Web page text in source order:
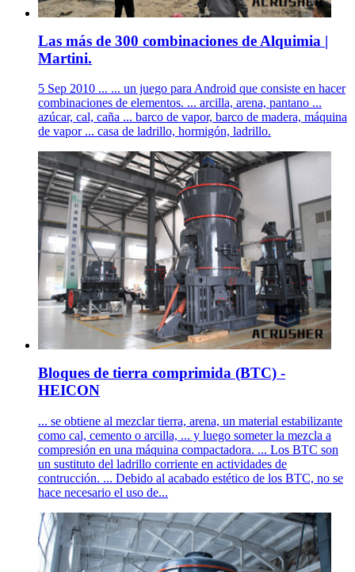
Las más de 300 combinaciones de Alquimia |
Martini.
5 Sep 2010 ... ... un juego para Android que consiste en hacer
combinaciones de elementos. ... arcilla, arena, pantano ...
azúcar, cal, caña ... barco de vapor, barco de madera, máquina
de vapor ... casa de ladrillo, hormigón, ladrillo.
Bloques de tierra comprimida (BTC) -
HEICON
... se obtiene al mezclar tierra, arena, un material estabilizante
como cal, cemento o arcilla, ... y luego someter la mezcla a
compresión en una máquina compactadora. ... Los BTC son
un sustituto del ladrillo corriente en actividades de
contrucción. ... Debido al acabado estético de los BTC, no se
hace necesario el uso de...